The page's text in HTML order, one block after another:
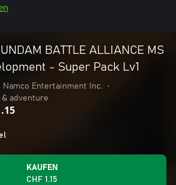
BATTLE ALLIANCE MS
- Super Pack Lv1
Namco Entertainment Inc.
•
adventure
KAUFEN
CHF 1.15